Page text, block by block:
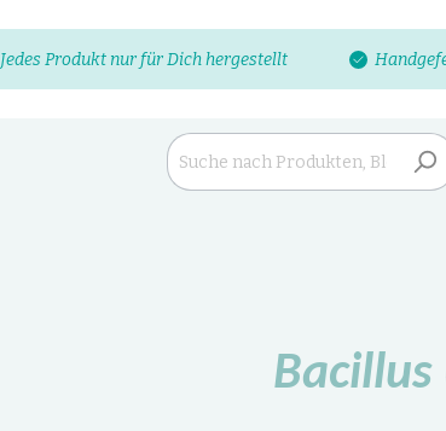
Jedes Produkt nur für Dich hergestellt